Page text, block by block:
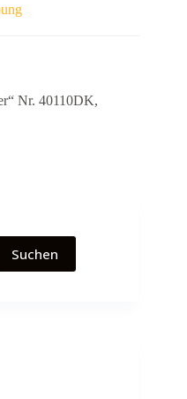
Nr. 40110DK,
Suchen